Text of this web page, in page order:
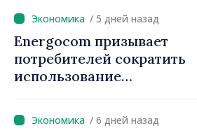
Председатель парламента
Игорь Гросу:
«Правительство
предложит решения, мы не
можем оставить людей
цен»
/ 5 дней назад
Energocom призывает
потребителей сократить
использование
/ 6 дней назад